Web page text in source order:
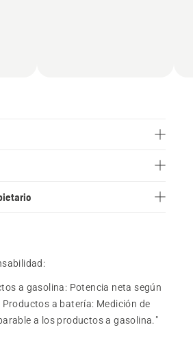
a gasolina: Potencia neta según
Productos a batería: Medición de
a los productos a gasolina."